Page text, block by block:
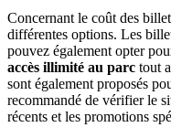
Concernant le coût des
différentes options. Les
pouvez également opter
accès illimité au parc tout
sont également proposés
recommandé de vérifier le
récents et les promotions